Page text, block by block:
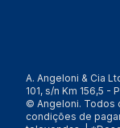
A. Angeloni & Cia
101, s/n Km 156,5 -
© Angeloni. Todos
condições de